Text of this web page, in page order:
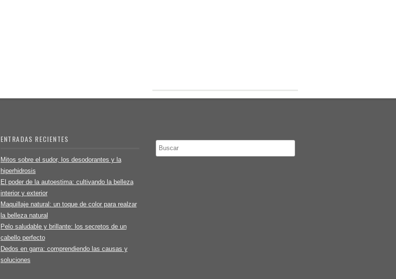
ENTRADAS RECIENTES
Mitos sobre el sudor, los desodorantes y la
hiperhidrosis
El poder de la autoestima: cultivando la belleza
interior y exterior
Maquillaje natural: un toque de color para realzar
la belleza natural
Pelo saludable y brillante: los secretos de un
cabello perfecto
Dedos en garra: comprendiendo las causas y
soluciones
Buscar